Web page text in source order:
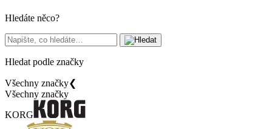
Hledáte něco?
Hledat podle značky
Všechny značky❮
Všechny značky
KORG